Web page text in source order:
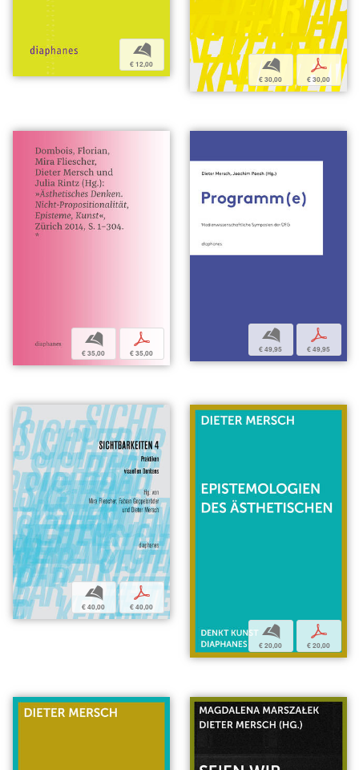
b
€ 12,00 b
€ 30,00
p
€ 30,00
b
€ 35,00
p
€ 35,00
b
€ 49,95
p
€ 49,95
b
€ 40,00
p
€ 40,00
b
€ 20,00
p
€ 20,00